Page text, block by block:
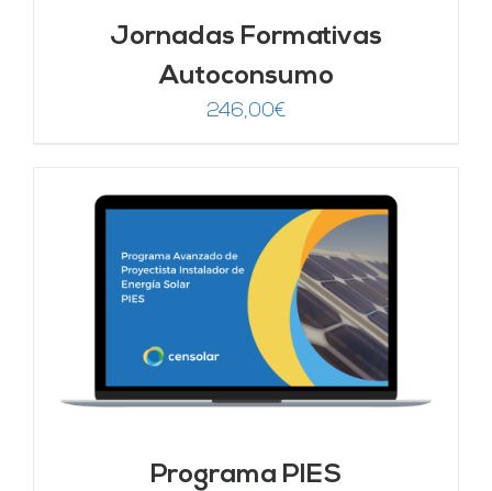
Jornadas Formativas
Autoconsumo
246,00€
Programa PIES